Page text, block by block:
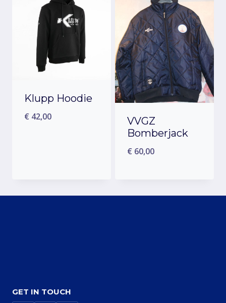
Klupp Hoodie
€ 42,00
VVGZ
Bomberjack
€ 60,00
GET IN TOUCH